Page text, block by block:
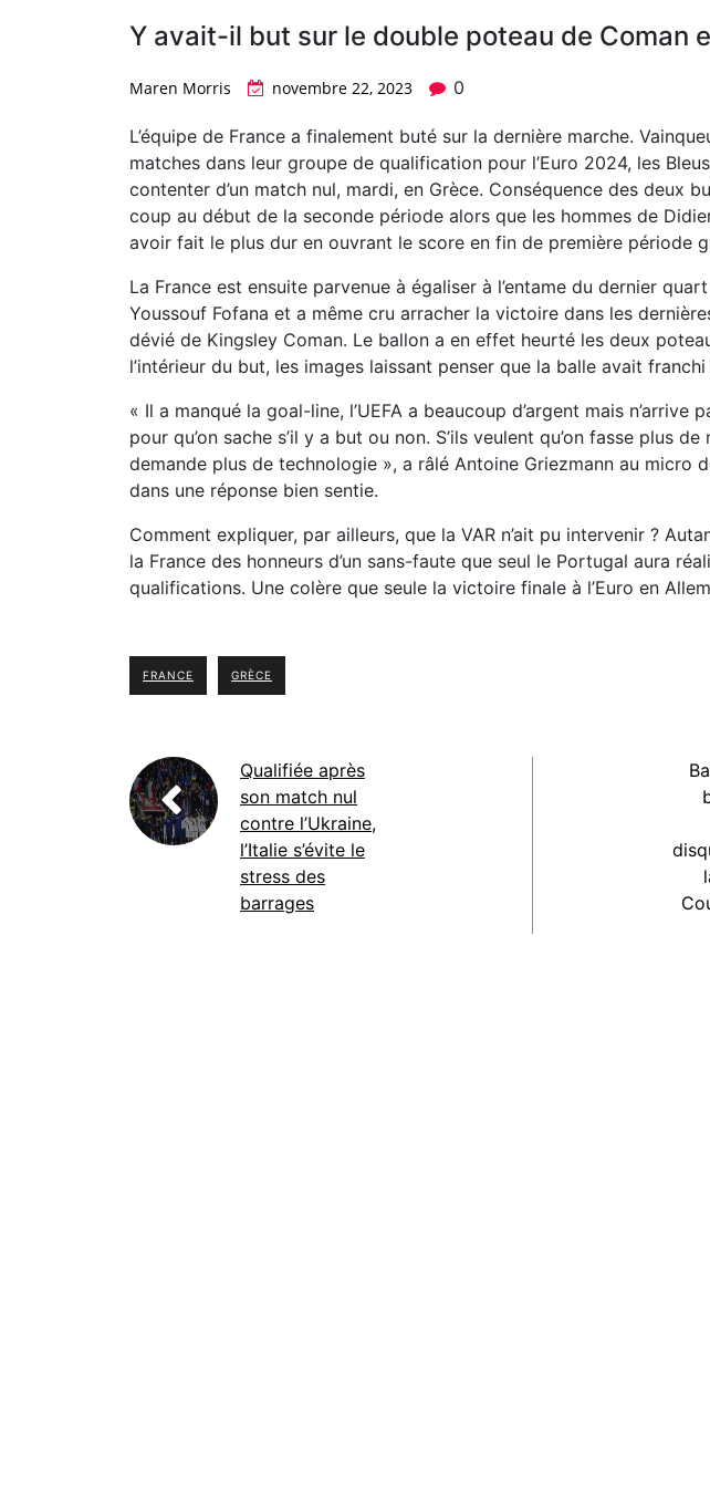
Y avait-il but sur le double poteau de Coman
Maren Morris novembre 22, 2023 0
L’équipe de France a finalement buté sur la dernière marche.
matches dans leur groupe de qualification pour l’Euro 2024, les
contenter d’un match nul, mardi, en Grèce. Conséquence des deux
coup au début de la seconde période alors que les hommes de
avoir fait le plus dur en ouvrant le score en fin de première période
La France est ensuite parvenue à égaliser à l’entame du dernier
Youssouf Fofana et a même cru arracher la victoire dans les
dévié de Kingsley Coman. Le ballon a en effet heurté les deux
l’intérieur du but, les images laissant penser que la balle avait franchi
« Il a manqué la goal-line, l’UEFA a beaucoup d’argent mais n’arrive
pour qu’on sache s’il y a but ou non. S’ils veulent qu’on fasse plus
demande plus de technologie », a râlé Antoine Griezmann au micro
dans une réponse bien sentie.
Comment expliquer, par ailleurs, que la VAR n’ait pu intervenir ?
la France des honneurs d’un sans-faute que seul le Portugal aura
qualifications. Une colère que seule la victoire finale à l’Euro en
FRANCE GRÈCE
Qualifiée après
son match nul
contre l’Ukraine,
l’Italie s’évite le
stress des
barrages